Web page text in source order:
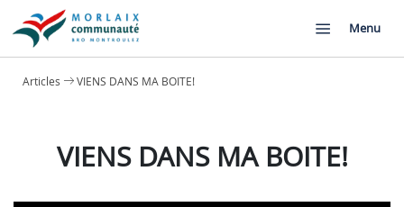
Menu
Articles VIENS DANS MA BOITE!
VIENS DANS MA BOITE!